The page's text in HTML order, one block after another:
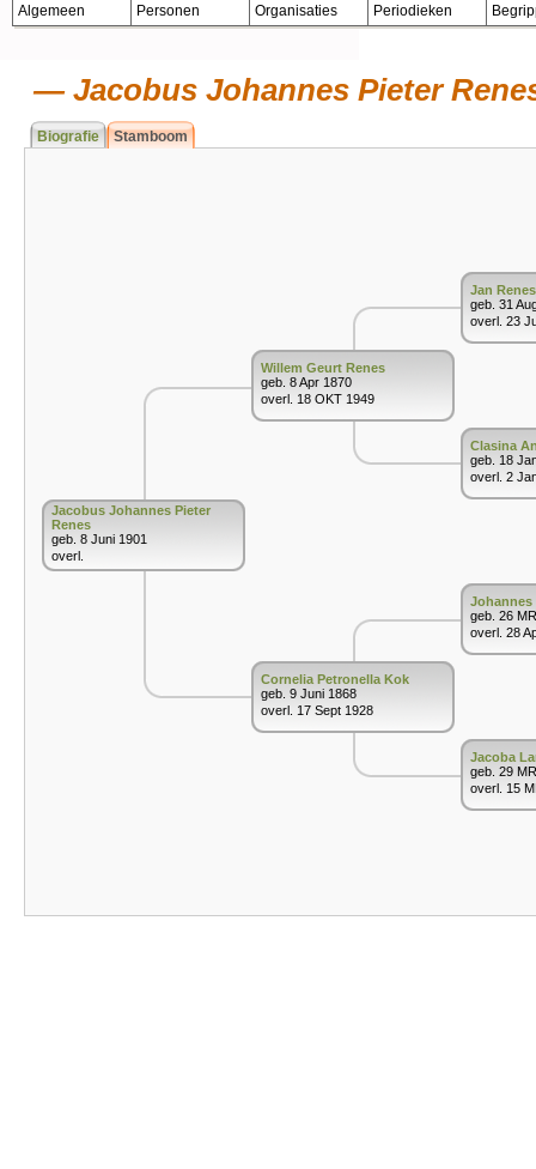
Algemeen Personen Organisaties Periodieken
Jacobus Johannes Pieter
Biografie Stamboom
Jacobus Johannes Pieter
Renes
geb. 8 Juni 1901
overl.
Willem Geurt Renes
geb. 8 Apr 1870
overl. 18 OKT 1949
Cornelia Petronella Kok
geb. 9 Juni 1868
overl. 17 Sept 1928
Jan Renes
geb. 31
overl. 23
Clasina
geb. 18
overl. 2
Johannes
geb. 26
overl. 28
Jacoba
geb. 29
overl. 15